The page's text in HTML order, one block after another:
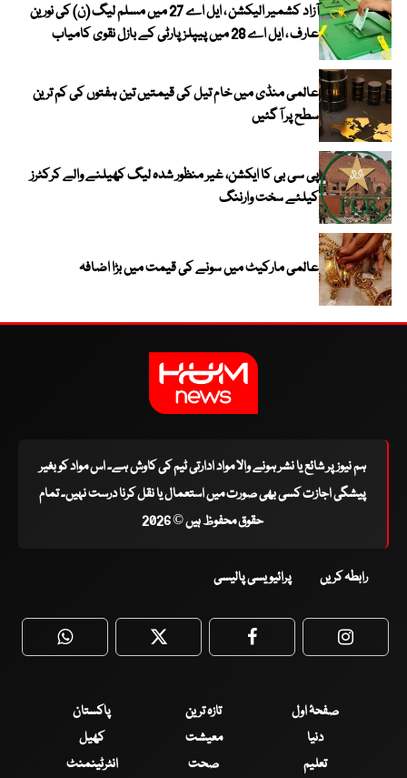
آزاد کشمیر الیکشن ، ایل اے 27 میں مسلم لیگ (ن) کی نورین
عارف ، ایل اے 28 میں پیپلز پارٹی کے بازل نقوی کامیاب
عالمی منڈی میں خام تیل کی قیمتیں تین ہفتوں کی کم ترین
سطح پر آ گئیں
پی سی بی کا ایکشن، غیر منظور شدہ لیگ کھیلنے والے کرکٹرز
کیلئے سخت وارننگ
عالمی مارکیٹ میں سونے کی قیمت میں بڑا اضافہ
ہم نیوز پر شائع یا نشر ہونے والا مواد ادارتی ٹیم کی کاوش ہے۔ اس مواد کو بغیر
پیشگی اجازت کسی بھی صورت میں استعمال یا نقل کرنا درست نہیں۔ تمام
حقوق محفوظ ہیں © 2026
رابطہ کریں پرائیویسی پالیسی
WhatsApp Twitter Facebook
صفحۂ اول تازہ ترین
پاکستان
دنیا
معیشت
کھیل
تعلیم
صحت انٹرٹینمنٹ